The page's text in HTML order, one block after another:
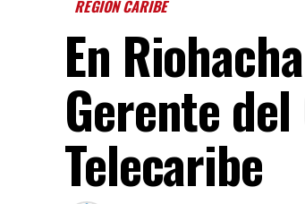
REGIÓN CARIBE
En
Gerente
Telecaribe